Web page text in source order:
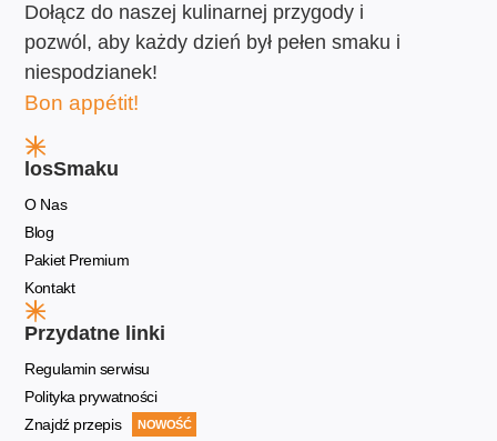
Dołącz do naszej kulinarnej przygody i
pozwól, aby każdy dzień był pełen smaku i
niespodzianek!
Bon appétit!
losSmaku
O Nas
Blog
Pakiet Premium
Kontakt
Przydatne linki
Regulamin serwisu
Polityka prywatności
Znajdź przepis
NOWOŚĆ